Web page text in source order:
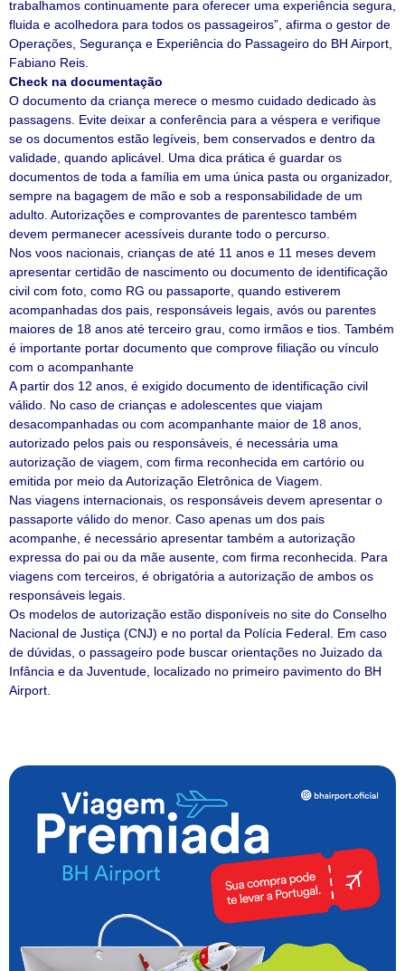
trabalhamos continuamente para oferecer uma experiência segura,
fluida e acolhedora para todos os passageiros”, afirma o gestor de
Operações, Segurança e Experiência do Passageiro do BH Airport,
Fabiano Reis.
Check na documentação
O documento da criança merece o mesmo cuidado dedicado às
passagens. Evite deixar a conferência para a véspera e verifique
se os documentos estão legíveis, bem conservados e dentro da
validade, quando aplicável. Uma dica prática é guardar os
documentos de toda a família em uma única pasta ou organizador,
sempre na bagagem de mão e sob a responsabilidade de um
adulto. Autorizações e comprovantes de parentesco também
devem permanecer acessíveis durante todo o percurso.
Nos voos nacionais, crianças de até 11 anos e 11 meses devem
apresentar certidão de nascimento ou documento de identificação
civil com foto, como RG ou passaporte, quando estiverem
acompanhadas dos pais, responsáveis legais, avós ou parentes
maiores de 18 anos até terceiro grau, como irmãos e tios. Também
é importante portar documento que comprove filiação ou vínculo
com o acompanhante
A partir dos 12 anos, é exigido documento de identificação civil
válido. No caso de crianças e adolescentes que viajam
desacompanhadas ou com acompanhante maior de 18 anos,
autorizado pelos pais ou responsáveis, é necessária uma
autorização de viagem, com firma reconhecida em cartório ou
emitida por meio da Autorização Eletrônica de Viagem.
Nas viagens internacionais, os responsáveis devem apresentar o
passaporte válido do menor. Caso apenas um dos pais
acompanhe, é necessário apresentar também a autorização
expressa do pai ou da mãe ausente, com firma reconhecida. Para
viagens com terceiros, é obrigatória a autorização de ambos os
responsáveis legais.
Os modelos de autorização estão disponíveis no site do Conselho
Nacional de Justiça (CNJ) e no portal da Polícia Federal. Em caso
de dúvidas, o passageiro pode buscar orientações no Juizado da
Infância e da Juventude, localizado no primeiro pavimento do BH
Airport.